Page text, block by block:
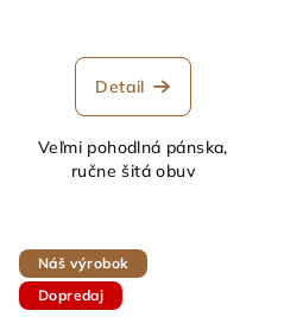
Detail
Veľmi pohodlná pánska,
ručne šitá obuv
Náš výrobok
Dopredaj